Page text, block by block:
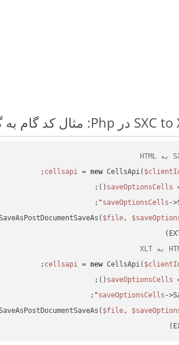
= new CellsApi(
-
;
$file,
= new CellsApi(
-
;
$file,